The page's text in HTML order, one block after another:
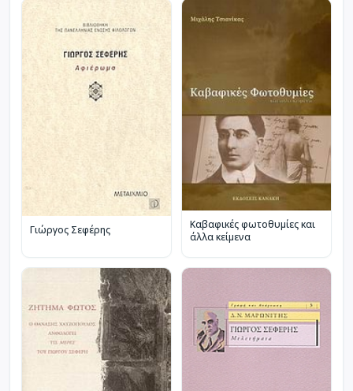
Γιώργος Σεφέρης
Καβαφικές φωτοθυμίες και
άλλα κείμενα